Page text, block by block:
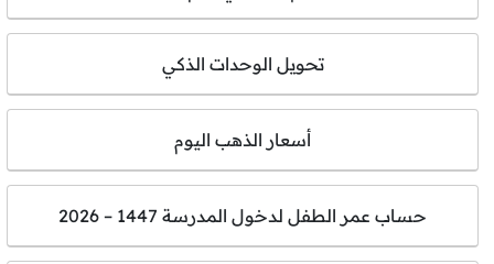
تحويل الوحدات الذكي
أسعار الذهب اليوم
حساب عمر الطفل لدخول المدرسة 1447 – 2026